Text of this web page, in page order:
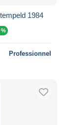
1984
%
Professionnel